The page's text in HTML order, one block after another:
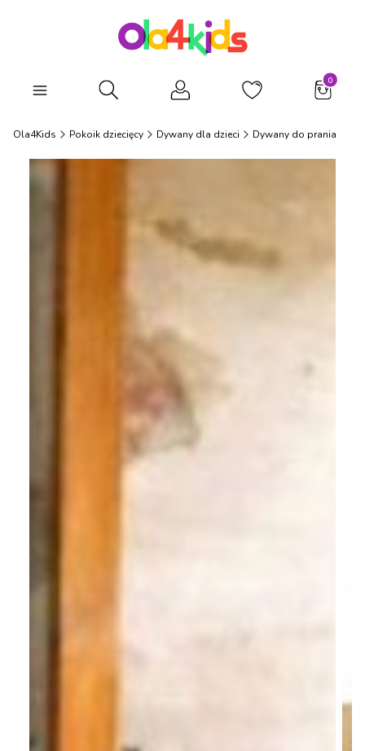
Otwórz wyszukiwarkę
Ola4Kids Pokoik dziecięcy Dywany dla dzieci Dywany do prania